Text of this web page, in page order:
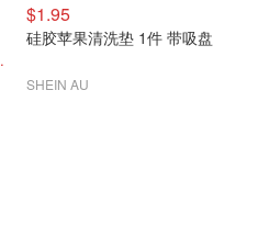
选择！
$1.95
硅胶苹果清洗垫 1件 带吸盘
SHEIN AU